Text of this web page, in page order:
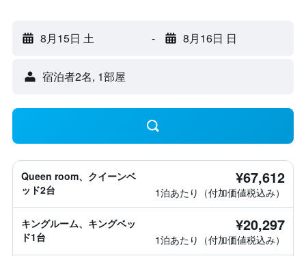
8月15日 土 - 8月16日 日
宿泊者2名, 1​部屋
Queen room、クイーンベ
ッド2台
¥67,612
1泊あたり（付加価値税込み）
キングルーム、キングベッ
ド1台
¥20,297
1泊あたり（付加価値税込み）